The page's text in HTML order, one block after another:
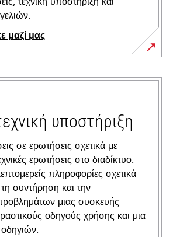
μαζί μας
υποστήριξη
σε ερωτήσεις σχετικά με
ερωτήσεις στο διαδίκτυο.
πληροφορίες σχετικά
συντήρηση και την
μιας συσκευής
οδηγούς χρήσης και μια
οδηγιών.